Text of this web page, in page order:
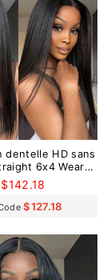
dentelle HD sans
6x4 Wear
petits nœuds pré-
$127.18